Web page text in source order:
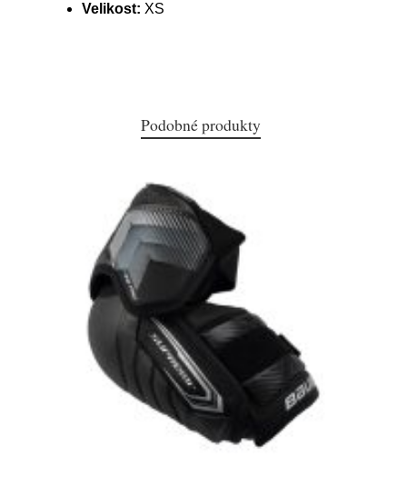
Velikost: XS
Podobné produkty